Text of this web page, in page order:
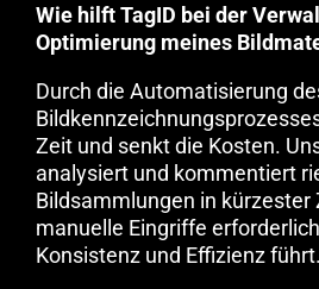
Wie hilft TagID bei der
Optimierung meines
Durch die Automatisierung
Zeit und senkt die Kosten.
analysiert und kommentiert
Bildsammlungen in kürzester
manuelle Eingriffe
Konsistenz und Effizienz führt.